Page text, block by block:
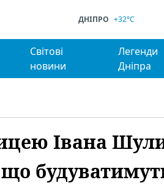
ДНІПРО +32°C
Світові
новини
Легенди
Дніпра
Івана
що